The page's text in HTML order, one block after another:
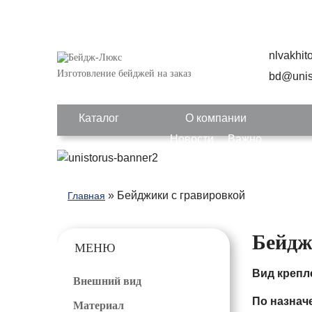
Изготовление бейджей на заказ
Каталог
О компании
Новости
Важно
Главная » Бейджики с гравировкой
МЕНЮ
Внешний вид
Материал
Вид
По